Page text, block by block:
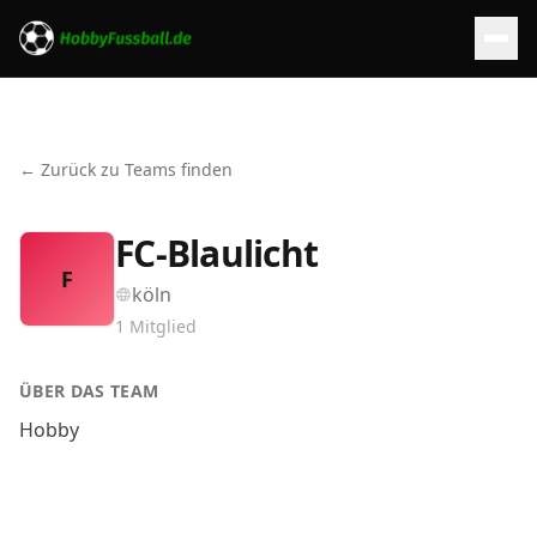
← Zurück zu Teams finden
F
FC-Blaulicht
köln
1 Mitglied
ÜBER DAS TEAM
Hobby